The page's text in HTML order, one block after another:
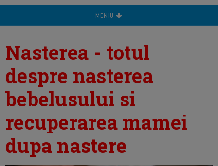
MENIU
Nasterea - totul
despre nasterea
bebelusului si
recuperarea mamei
dupa nastere